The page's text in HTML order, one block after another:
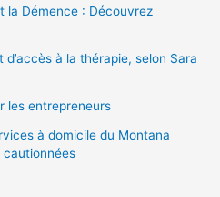
la Démence : Découvrez
à la thérapie, selon Sara
les entrepreneurs
à domicile du Montana
cautionnées